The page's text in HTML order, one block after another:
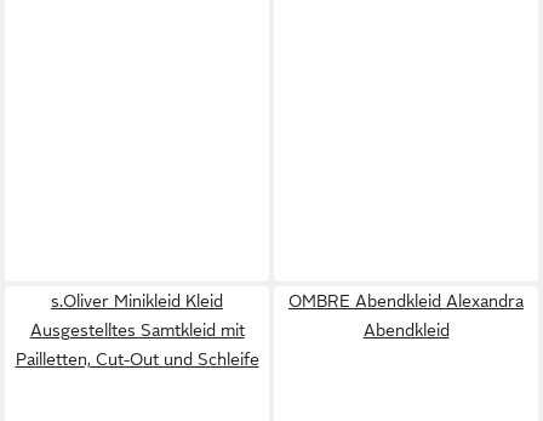
s.Oliver Minikleid Kleid
Ausgestelltes Samtkleid mit
Pailletten, Cut-Out und Schleife
OMBRE Abendkleid Alexandra
Abendkleid